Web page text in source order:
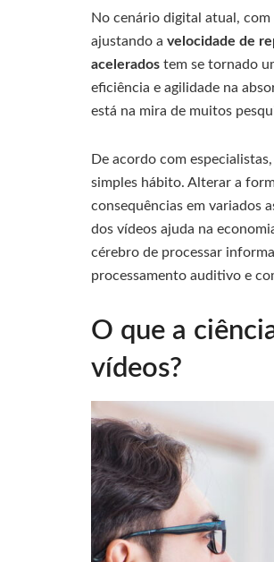
No cenário digital atual,
ajustando a velocidade de
acelerados tem se tornado
eficiência e agilidade na
está na mira de muitos
De acordo com
simples hábito. Alterar a
consequências em variados
dos vídeos ajuda na
cérebro de processar
processamento auditivo e
O que a
vídeos?